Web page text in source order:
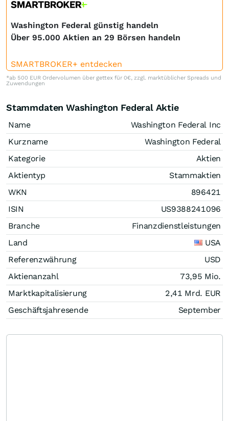
Washington Federal günstig handeln
Über 95.000 Aktien an 29 Börsen handeln
SMARTBROKER+ entdecken
*ab 500 EUR Ordervolumen über gettex für 0€, zzgl. marktüblicher Spreads und
Zuwendungen
Stammdaten Washington Federal Aktie
Name
Washington Federal Inc
Kurzname
Washington Federal
Kategorie
Aktien
Aktientyp
Stammaktien
WKN
896421
ISIN
US9388241096
Branche
Finanzdienstleistungen
Land
USA
Referenzwährung
USD
Aktienanzahl
73,95 Mio.
Marktkapitalisierung
2,41 Mrd. EUR
Geschäftsjahresende
September